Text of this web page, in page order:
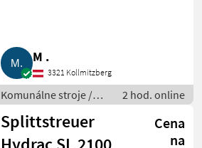
M .
3321 Kollmitzberg
Komunálne stroje /
Striekacie stroje
2 hod. online
Splittstreuer
Cena
na